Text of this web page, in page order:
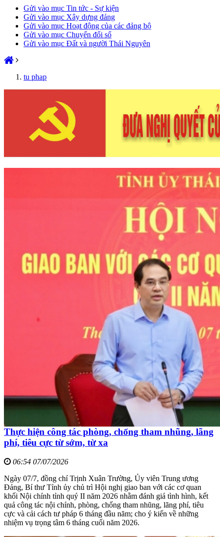
Gửi vào mục Tin tức - Sự kiện
Gửi vào mục Xây dựng đảng
Gửi vào mục Hoạt động của các đảng bộ
Gửi vào mục Chuyển đổi số
Gửi vào mục Đất và người Thái Nguyên
tu phap
Thực hiện công tác phòng, chống tham nhũng, lãng
phí, tiêu cực từ sớm, từ xa
06:54 07/07/2026
Ngày 07/7, đồng chí Trịnh Xuân Trường, Ủy viên Trung ương
Đảng, Bí thư Tỉnh ủy chủ trì Hội nghị giao ban với các cơ quan
khối Nội chính tỉnh quý II năm 2026 nhằm đánh giá tình hình, kết
quả công tác nội chính, phòng, chống tham nhũng, lãng phí, tiêu
cực và cải cách tư pháp 6 tháng đầu năm; cho ý kiến về những
nhiệm vụ trọng tâm 6 tháng cuối năm 2026.